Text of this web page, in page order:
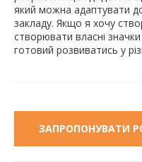
який можна адаптувати
закладу. Якщо я хочу
створювати власні значки
готовий розвиватись у
ЗАПРОПОНУВАТИ